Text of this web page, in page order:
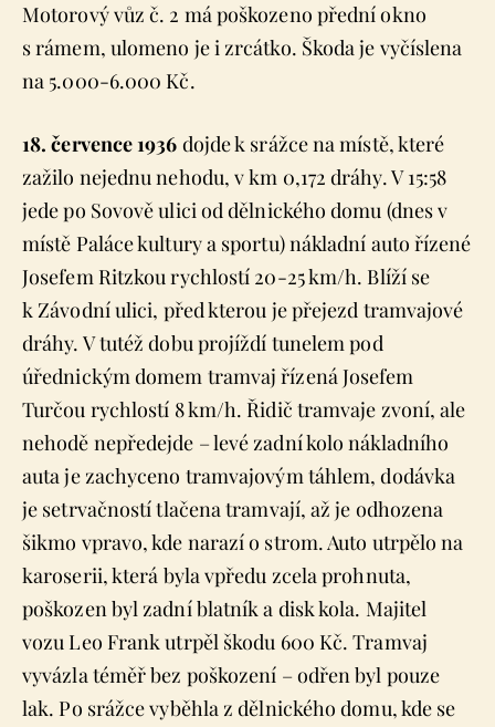
Motorový vůz č. 2 má poškozeno přední okno
s rámem, ulomeno je i zrcátko. Škoda je vyčíslena
na 5.000-6.000 Kč.
18. července 1936 dojde k srážce na místě, které
zažilo nejednu nehodu, v km 0,172 dráhy. V 15:58
jede po Sovově ulici od dělnického domu (dnes v
místě Paláce kultury a sportu) nákladní auto řízené
Josefem Ritzkou rychlostí 20-25 km/h. Blíží se
k Závodní ulici, před kterou je přejezd tramvajové
dráhy. V tutéž dobu projíždí tunelem pod
úřednickým domem tramvaj řízená Josefem
Turčou rychlostí 8 km/h. Řidič tramvaje zvoní, ale
nehodě nepředejde – levé zadní kolo nákladního
auta je zachyceno tramvajovým táhlem, dodávka
je setrvačností tlačena tramvají, až je odhozena
šikmo vpravo, kde narazí o strom. Auto utrpělo na
karoserii, která byla vpředu zcela prohnuta,
poškozen byl zadní blatník a disk kola. Majitel
vozu Leo Frank utrpěl škodu 600 Kč. Tramvaj
vyvázla téměř bez poškození – odřen byl pouze
lak. Po srážce vyběhla z dělnického domu, kde se